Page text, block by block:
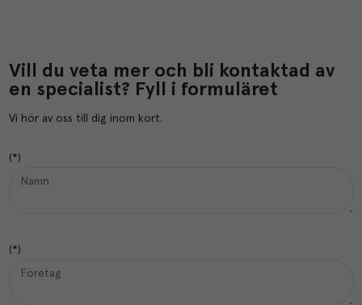
Vill du veta mer och bli kontaktad av
en specialist? Fyll i formuläret
Vi hör av oss till dig inom kort.